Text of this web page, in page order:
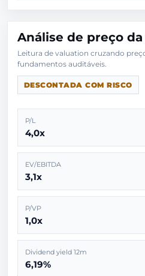
Análise de preço da
Leitura de valuation cruzando
DESCONTADA COM RISCO
P/L
4,0x
EV/EBITDA
3,1x
P/VP
1,0x
Dividend yield 12m
6,19%